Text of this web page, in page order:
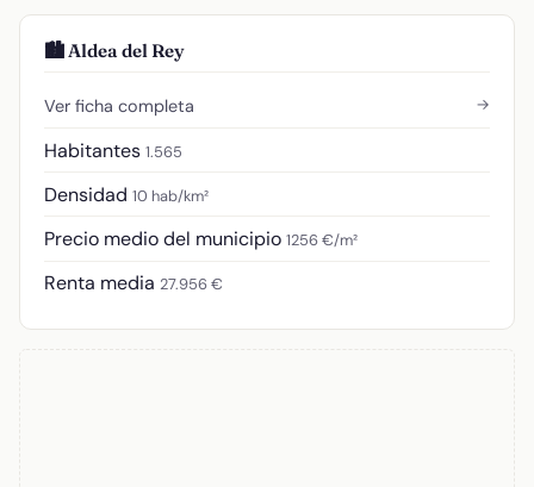
🏙️ Aldea del Rey
Ver ficha completa →
Habitantes 1.565
Densidad 10 hab/km²
Precio medio del municipio 1256 €/m²
Renta media 27.956 €